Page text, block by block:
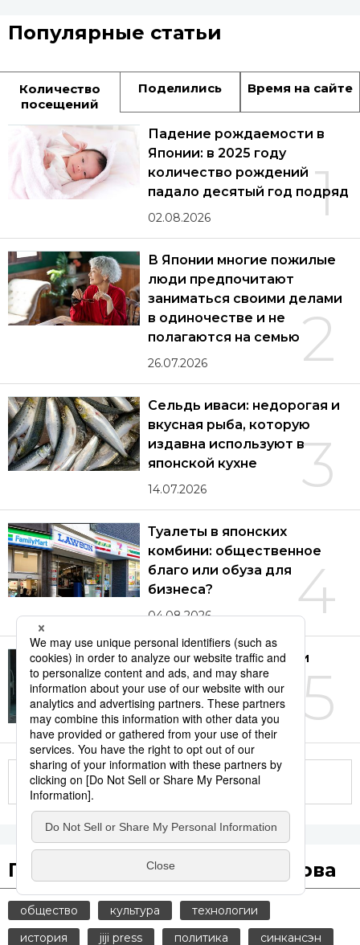
Популярные статьи
Количество
посещений
Поделились Время на сайте
1
Падение рождаемости в
Японии: в 2025 году
количество рождений
падало десятый год подряд
02.08.2026
2
В Японии многие пожилые
люди предпочитают
заниматься своими делами
в одиночестве и не
полагаются на семью
26.07.2026
3
Сельдь иваси: недорогая и
вкусная рыба, которую
издавна используют в
японской кухне
14.07.2026
4
Туалеты в японских
комбини: общественное
благо или обуза для
бизнеса?
04.08.2026
5
В Японии многие люди
старше 60 лет хотят
продолжать работать
01.08.2026
Другие статьи по теме
Популярные поисковые слова
общество культура
технологии
история
jiji press политика синкансэн